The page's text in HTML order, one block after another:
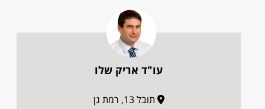
עו"ד אריק שלו
תובל 13, רמת גן